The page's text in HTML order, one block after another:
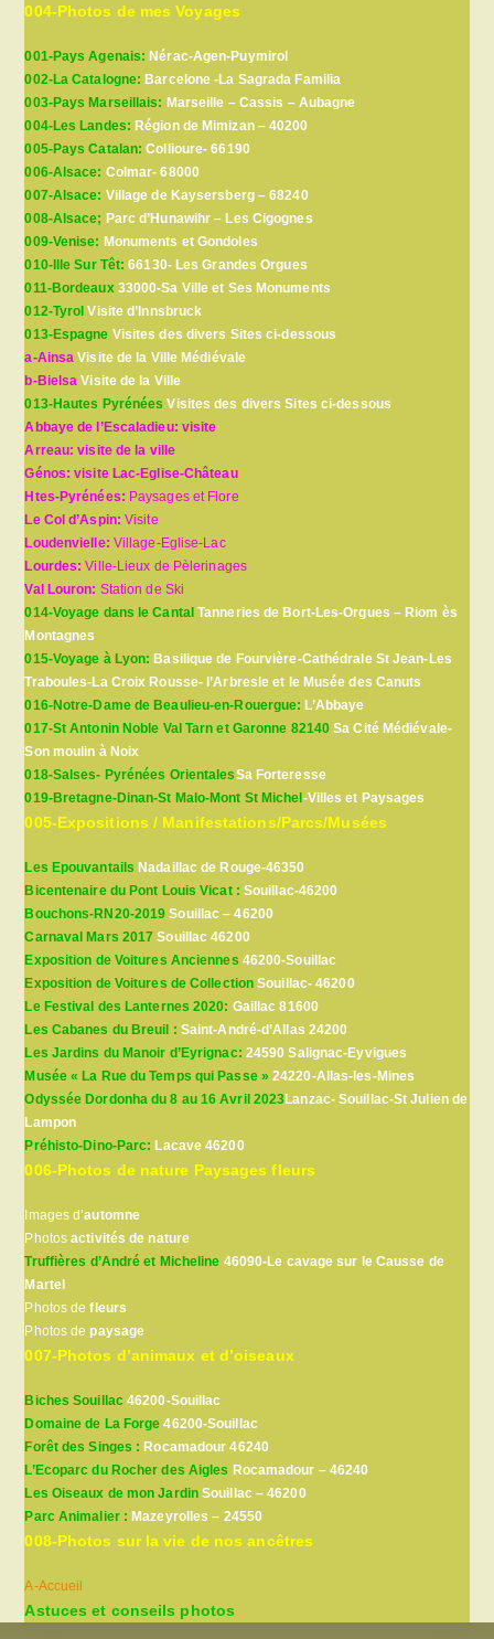
004-Photos de mes Voyages
001-Pays Agenais: Nérac-Agen-Puymirol
002-La Catalogne:Barcelone -La Sagrada Familia
003-Pays Marseillais: Marseille – Cassis – Aubagne
004-Les Landes:Région de Mimizan – 40200
005-Pays Catalan:Collioure- 66190
006-Alsace: Colmar- 68000
007-Alsace: Village de Kaysersberg – 68240
008-Alsace; Parc d’Hunawihr – Les Cigognes
009-Venise: Monuments et Gondoles
010-Ille Sur Têt:66130- Les Grandes Orgues
011-Bordeaux33000-Sa Ville et Ses Monuments
012-Tyrol Visite d’Innsbruck
013-Espagne Visites des divers Sites ci-dessous
a-Ainsa Visite de la Ville Médiévale
b-Bielsa Visite de la Ville
013-Hautes Pyrénées Visites des divers Sites ci-dessous
Abbaye de l’Escaladieu: visite
Arreau: visite de la ville
Génos: visite Lac-Eglise-Château
Htes-Pyrénées: Paysages et Flore
Le Col d’Aspin:Visite
Loudenvielle: Village-Eglise-Lac
Lourdes:Ville-Lieux de Pèlerinages
Val Louron: Station de Ski
014-Voyage dans le CantalTanneries de Bort-Les-Orgues – Riom ès
Montagnes
015-Voyage à Lyon: Basilique de Fourvière-Cathédrale St Jean-Les
Traboules-La Croix Rousse- l’Arbresle et le Musée des Canuts
016-Notre-Dame de Beaulieu-en-Rouergue:L’Abbaye
017-St Antonin Noble Val Tarn et Garonne 82140 Sa Cité Médiévale-
Son moulin à Noix
018-Salses- Pyrénées OrientalesSa Forteresse
019-Bretagne-Dinan-St Malo-Mont St Michel-Villes et Paysages
005-Expositions / Manifestations/Parcs/Musées
Les Epouvantails Nadaillac de Rouge-46350
Bicentenaire du Pont Louis Vicat : Souillac-46200
Bouchons-RN20-2019Souillac – 46200
Carnaval Mars 2017 Souillac 46200
Exposition de Voitures Anciennes 46200-Souillac
Exposition de Voitures de Collection Souillac- 46200
Le Festival des Lanternes 2020: Gaillac 81600
Les Cabanes du Breuil : Saint-André-d’Allas 24200
Les Jardins du Manoir d’Eyrignac: 24590 Salignac-Eyvigues
Musée « La Rue du Temps qui Passe » 24220-Allas-les-Mines
Odyssée Dordonha du 8 au 16 Avril 2023Lanzac- Souillac-St Julien de
Lampon
Préhisto-Dino-Parc:Lacave 46200
006-Photos de nature Paysages fleurs
Images d’automne
Photosactivités de nature
Truffières d’André et Micheline 46090-Le cavage sur le Causse de
Martel
Photos defleurs
Photos depaysage
007-Photos d’animaux et d’oiseaux
Biches Souillac46200-Souillac
Domaine de La Forge 46200-Souillac
Forêt des Singes :Rocamadour 46240
L’Ecoparc du Rocher des Aigles Rocamadour – 46240
Les Oiseaux de mon JardinSouillac – 46200
Parc Animalier : Mazeyrolles – 24550
008-Photos sur la vie de nos ancêtres
A-Accueil
Astuces et conseils photos